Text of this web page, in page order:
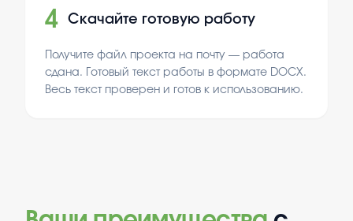
4 Скачайте готовую работу
Получите файл проекта на почту — работа
сдана. Готовый текст работы в формате DOCX.
Весь текст проверен и готов к использованию.